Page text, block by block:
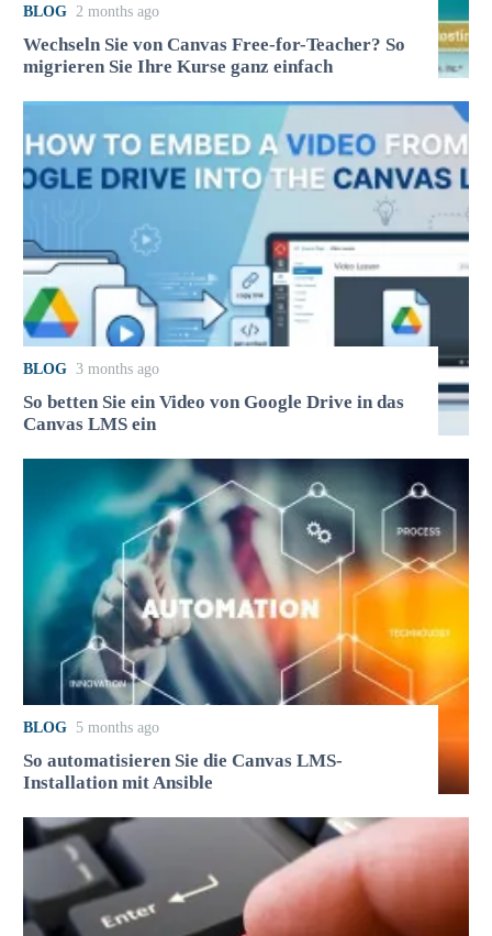
BLOG 2 months ago
Wechseln Sie von Canvas Free-for-Teacher? So
migrieren Sie Ihre Kurse ganz einfach
BLOG 3 months ago
So betten Sie ein Video von Google Drive in das
Canvas LMS ein
BLOG 5 months ago
So automatisieren Sie die Canvas LMS-
Installation mit Ansible